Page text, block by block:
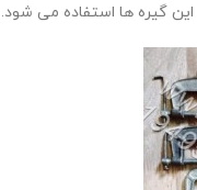
گیره ها استفاده می